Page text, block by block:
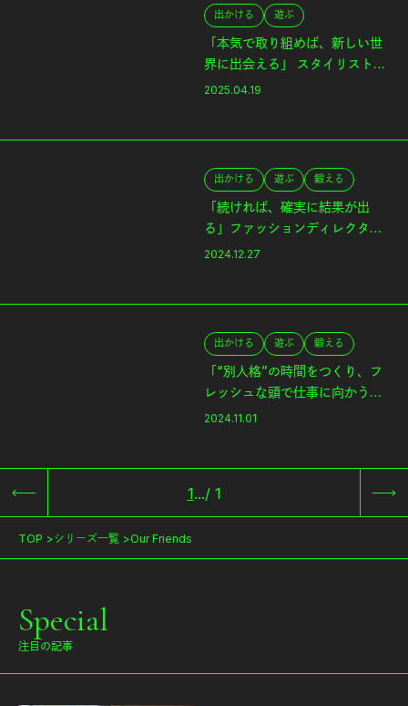
出かける 遊ぶ
「本気で取り組めば、新しい世
界に出会える」 スタイリスト・
金子夏子さんとスキー｜Our
2025.04.19
出かける 遊ぶ 鍛える
「続ければ、確実に結果が出
る」ファッションディレクタ
ー・金子恵治さんとシクロクロ
2024.12.27
出かける 遊ぶ 鍛える
「“別人格”の時間をつくり、フ
レッシュな頭で仕事に向かう」
設計者・中村圭佑さんとテニ
2024.11.01
1.../ 1
TOP シリーズ一覧 Our Friends
Special
注目の記事